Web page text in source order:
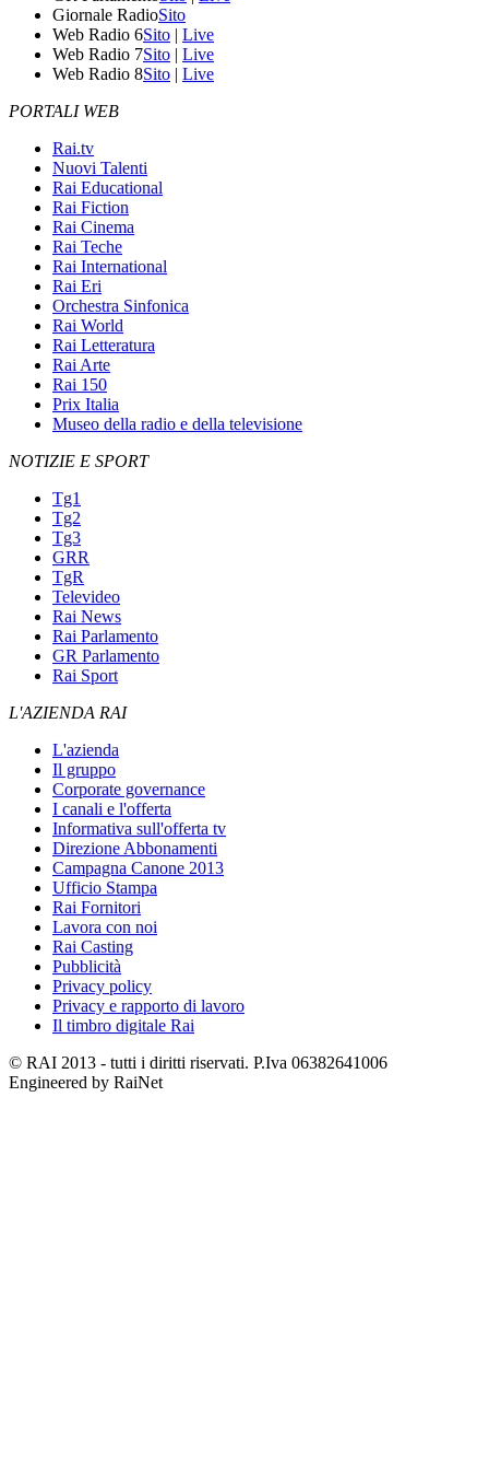
Giornale RadioSito
Web Radio 6Sito | Live
Web Radio 7Sito | Live
Web Radio 8Sito | Live
PORTALI WEB
Rai.tv
Nuovi Talenti
Rai Educational
Rai Fiction
Rai Cinema
Rai Teche
Rai International
Rai Eri
Orchestra Sinfonica
Rai World
Rai Letteratura
Rai Arte
Rai 150
Prix Italia
Museo della radio e della televisione
NOTIZIE E SPORT
Tg1
Tg2
Tg3
GRR
TgR
Televideo
Rai News
Rai Parlamento
GR Parlamento
Rai Sport
L'AZIENDA RAI
L'azienda
Il gruppo
Corporate governance
I canali e l'offerta
Informativa sull'offerta tv
Direzione Abbonamenti
Campagna Canone 2013
Ufficio Stampa
Rai Fornitori
Lavora con noi
Rai Casting
Pubblicità
Privacy policy
Privacy e rapporto di lavoro
Il timbro digitale Rai
© RAI 2013 - tutti i diritti riservati. P.Iva 06382641006
Engineered by RaiNet